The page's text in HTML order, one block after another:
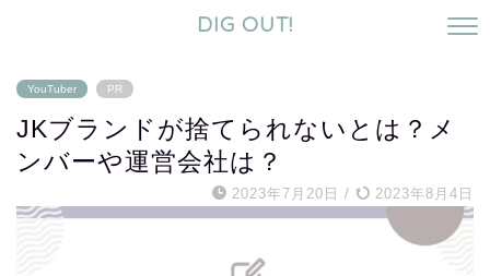
DIG OUT!
YouTuber PR
JKブランドが捨てられないとは？メ
ンバーや運営会社は？
2023年7月20日 / 2023年8月4日